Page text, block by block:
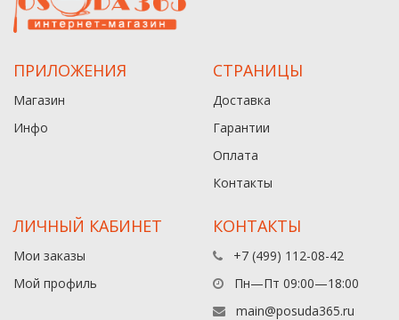
ПРИЛОЖЕНИЯ
Магазин
Инфо
СТРАНИЦЫ
Доставка
Гарантии
Оплата
Контакты
ЛИЧНЫЙ КАБИНЕТ
Мои заказы
Мой профиль
КОНТАКТЫ
+7 (499) 112-08-42
Пн—Пт 09:00—18:00
main@posuda365.ru